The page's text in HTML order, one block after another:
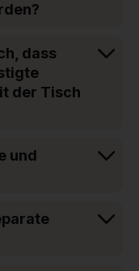
dass
der Tisch
und